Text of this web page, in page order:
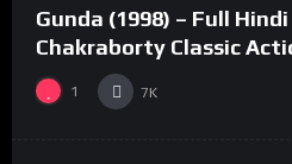
#2
Gunda (1998) – Full
Chakraborty Classic
1 7K